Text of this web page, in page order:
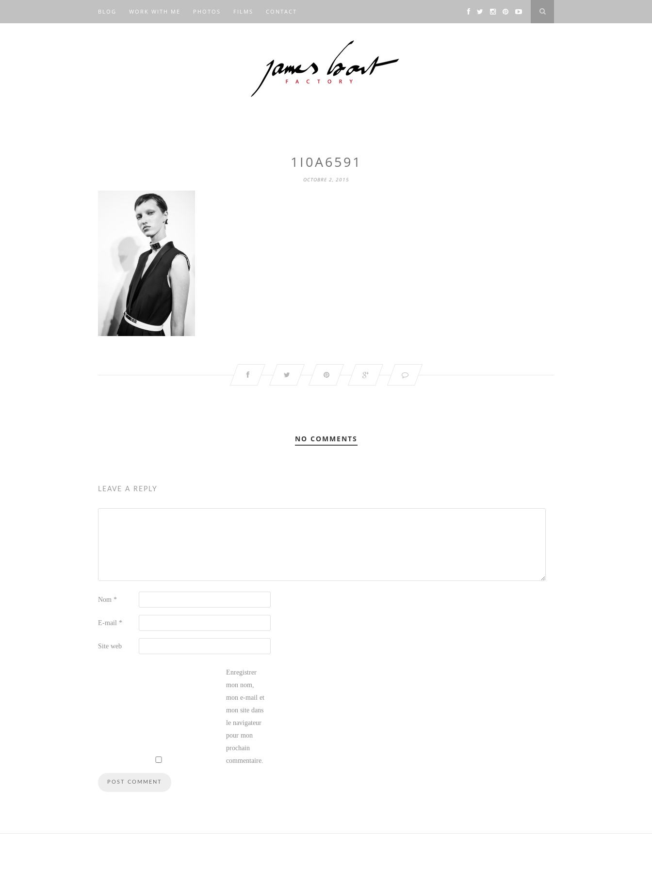
BLOG WORK WITH ME PHOTOS FILMS CONTACT
1I0A6591
OCTOBRE 2, 2015
NO COMMENTS
LEAVE A REPLY
Nom *
E-mail *
Site web
Enregistrer
mon nom,
mon e-mail et
mon site dans
le navigateur
pour mon
prochain
commentaire.